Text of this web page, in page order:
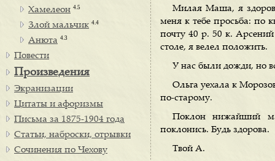
Милая Маша, я
меня к тебе просьба: по
почту 40 р. 50 к.
столе, я велел положить.
У нас были дожди, но
Ольга уехала к
по-старому.
Поклон нижайший
поклонись. Будь здорова.
Твой А.
Хамелеон 4.5
Злой мальчик 4.4
Анюта 4.3
Повести
Произведения
Экранизации
Цитаты и афоризмы
Письма за 1875-1904 года
Статьи, наброски, отрывки
Сочинения по Чехову